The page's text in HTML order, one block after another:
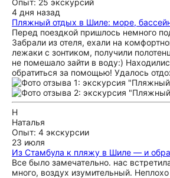
Опыт: 25 экскурсий
4 дня назад
Пляжный отдых в Шиле: море,
Перед поездкой пришлось немного
Забрали из отеля, ехали на
лежаки с зонтиком, получили
не помешало зайти в воду:)
обратиться за помощью! Удалось
Н
Наталья
Опыт: 4 экскурсии
23 июля
Из Стамбула к пляжу в Шиле — и
Все было замечательно. нас
много, воздух изумительный.